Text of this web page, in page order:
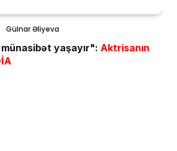
Gülnar Əliyeva
münasibət yaşayır": Aktrisanın